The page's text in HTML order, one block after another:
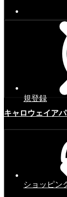
キャロウェイア
規登録
ショッピン